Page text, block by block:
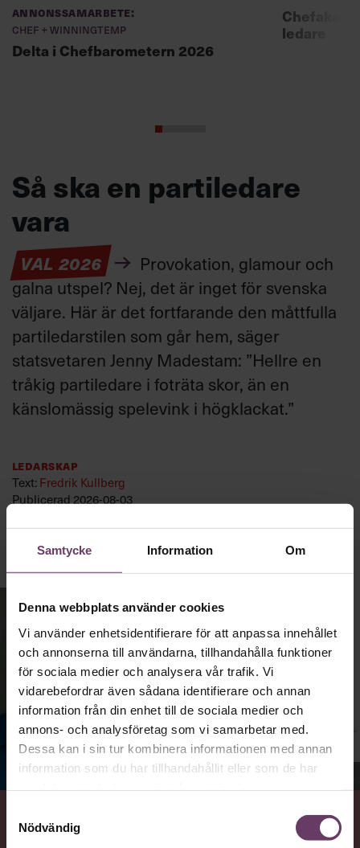
Samtycke Information Om
Denna webbplats använder cookies
Vi använder enhetsidentifierare för att anpassa innehållet
och annonserna till användarna, tillhandahålla funktioner
för sociala medier och analysera vår trafik. Vi
vidarebefordrar även sådana identifierare och annan
information från din enhet till de sociala medier och
annons- och analysföretag som vi samarbetar med.
Dessa kan i sin tur kombinera informationen med annan
information som du har tillhandahållit eller som de har
Nödvändig
Annonssamarbete:
Chef + Winningtemp
Delta i Chefbarometern 2026
ledare
Så ska en partiledare
vara
VAL 2026
Provokation, glamour och
galna utspel? Nej, det är inget för svenska
väljare. Här är det fortfarande den måttfulla
partiledarstilen som går hem, säger
statsvetaren Jenny Madestam: ”Hellre en
tråkig partiledare i foträta skor, än en
känslomässig spelevink i högklackat.”
Ledarskap
Text: Fredrik Kullberg
Publicerad 2026-08-03
VAD
Jenny Madestam, docent i statsvetenskap.